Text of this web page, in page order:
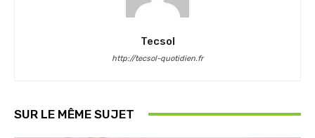
Tecsol
http://tecsol-quotidien.fr
SUR LE MÊME SUJET